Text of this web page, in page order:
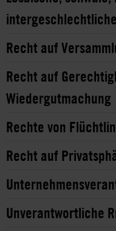
Recht auf
Recht auf
Wiedergutmachung
Rechte von
Recht auf
Unverantwortliche